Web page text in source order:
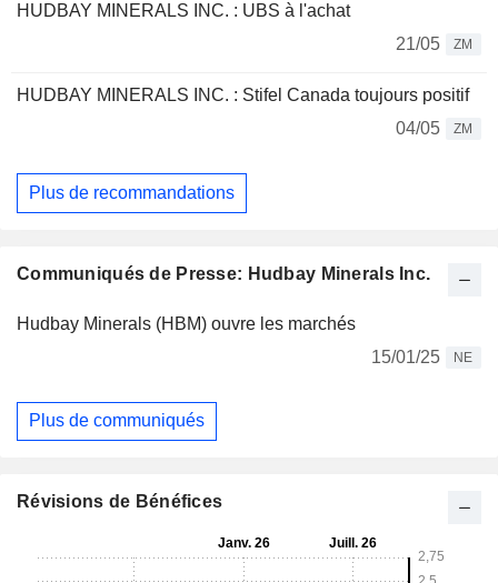
HUDBAY MINERALS INC. : UBS à l'achat
21/05
ZM
HUDBAY MINERALS INC. : Stifel Canada toujours positif
04/05
ZM
Plus de recommandations
Communiqués de Presse: Hudbay Minerals Inc.
Hudbay Minerals (HBM) ouvre les marchés
15/01/25
NE
Plus de communiqués
Révisions de Bénéfices